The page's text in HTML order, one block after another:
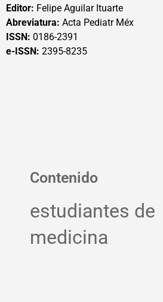
Editor: Felipe Aguilar Ituarte
Abreviatura: Acta Pediatr Méx
ISSN: 0186-2391
e-ISSN: 2395-8235
Contenido
estudiantes de
medicina